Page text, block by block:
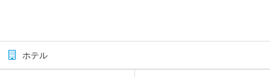
ホテル